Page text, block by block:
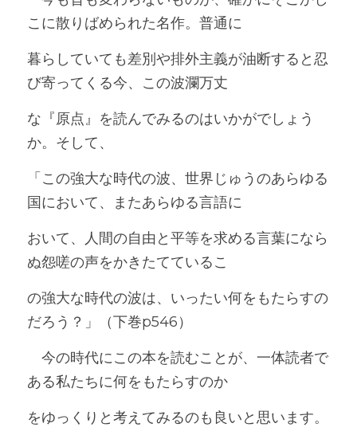
こに散りばめられた名作。普通に
暮らしていても差別や排外主義が油断すると忍
び寄ってくる今、この波瀾万丈
な『原点』を読んでみるのはいかがでしょう
か。そして、
「この強大な時代の波、世界じゅうのあらゆる
国において、またあらゆる言語に
おいて、人間の自由と平等を求める言葉になら
ぬ怨嗟の声をかきたてているこ
の強大な時代の波は、いったい何をもたらすの
だろう？」（下巻p546）
今の時代にこの本を読むことが、一体読者で
ある私たちに何をもたらすのか
をゆっくりと考えてみるのも良いと思います。